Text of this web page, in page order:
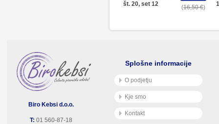
št. 20, set 12
16,50 €
Biro Kebsi d.o.o.
T: 01 560-87-18
Splošne informacije
O podjetju
Kje smo
Kontakt